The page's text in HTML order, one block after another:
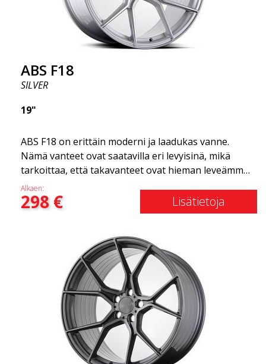
Olemme ylpeitä voidessamme tarjota ne
valikoimassamme!
ABS F18
SILVER
19"
ABS F18 on erittäin moderni ja laadukas vanne.
Nämä vanteet ovat saatavilla eri levyisinä, mikä
tarkoittaa, että takavanteet ovat hieman leveämmät
kuin etuvanteet. Tämä antaa autolle kovan ilmeen,
joka usein yhdistetään kilpa-ajoon. (Ne ovat myös
saatavilla neliömäisenä kokoonpanona.) Toisin
urheilullisemman ulkonäön. Samalla haluamme
korostaa, että nämä vanteet tarjoavat
uskomattoman hyvän suorituskyvyn suhteessa
niiden hintaan. Edistynyt Flow Forming -
tuotantotekniikka tekee vanteista sekä vahvempia
että kevyempiä kuin tavalliset alumiinivanteet.
Tämän huomaat ajaessasi ABS F18 -vanteilla.
Olemme ylpeitä voidessamme tarjota ne
valikoimassamme!
Alkaen:
298€ Lisätietoja